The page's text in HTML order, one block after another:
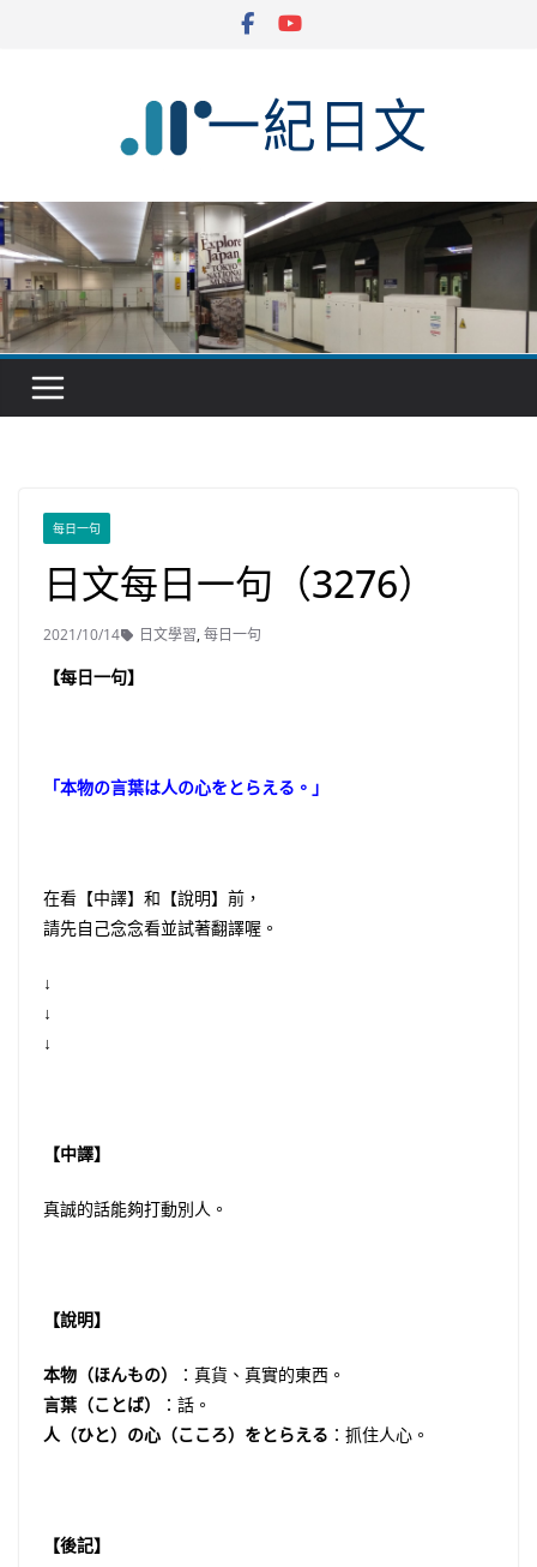
每日一句
日文每日一句（3276）
2021/10/14 日文學習,每日一句
【每日一句】
「本物の言葉は人の心をとらえる。」
在看【中譯】和【說明】前，
請先自己念念看並試著翻譯喔。
↓
↓
↓
【中譯】
真誠的話能夠打動別人。
【說明】
本物（ほんもの）
：真貨、真實的東西。
言葉（ことば）
：話。
人（ひと）の心（こころ）をとらえる ：抓住人心。
【後記】